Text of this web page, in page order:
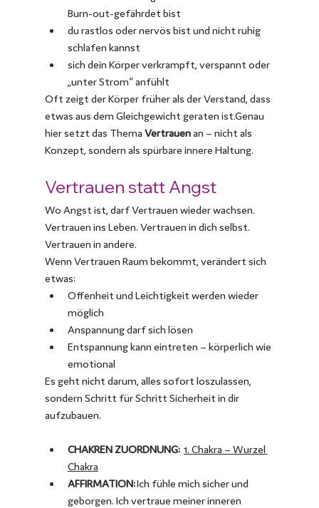
Burn-out-gefährdet bist
du rastlos oder nervös bist und nicht ruhig
schlafen kannst
sich dein Körper verkrampft, verspannt oder
„unter Strom“ anfühlt
Oft zeigt der Körper früher als der Verstand, dass
etwas aus dem Gleichgewicht geraten ist.Genau
hier setzt das Thema Vertrauen an – nicht als
Konzept, sondern als spürbare innere Haltung.
Vertrauen statt Angst
Wo Angst ist, darf Vertrauen wieder wachsen.
Vertrauen ins Leben. Vertrauen in dich selbst.
Vertrauen in andere.
Wenn Vertrauen Raum bekommt, verändert sich
etwas:
Offenheit und Leichtigkeit werden wieder
möglich
Anspannung darf sich lösen
Entspannung kann eintreten – körperlich wie
emotional
Es geht nicht darum, alles sofort loszulassen,
sondern Schritt für Schritt Sicherheit in dir
aufzubauen.
CHAKREN ZUORDNUNG: 1. Chakra – Wurzel
Chakra
AFFIRMATION: Ich fühle mich sicher und
geborgen. Ich vertraue meiner inneren